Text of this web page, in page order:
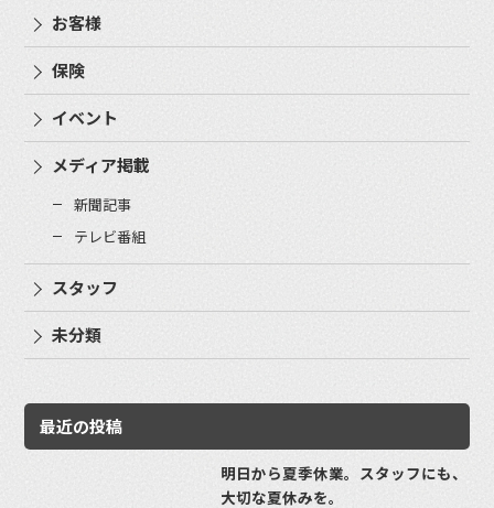
お客様
保険
イベント
メディア掲載
新聞記事
テレビ番組
スタッフ
未分類
最近の投稿
明日から夏季休業。スタッフにも、
大切な夏休みを。